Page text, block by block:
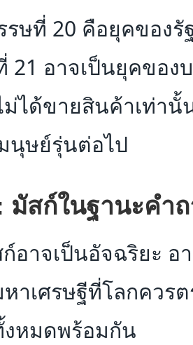
รษที่ 20 คือยุคของ
21 อาจเป็นยุคของ
ม่ได้ขายสินค้าเท่า
นุษย์รุ่นต่อไป
มัสก์ในฐานะคำ
อาจเป็นอัจฉริยะ อ
าเศรษฐีที่โลกควร
งหมดพร้อมกัน